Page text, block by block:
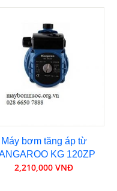
Máy bơm tăng áp từ
KG 120ZP
2,210,000 VNĐ